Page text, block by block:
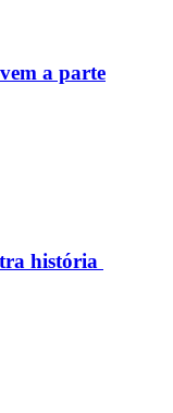
a parte
história